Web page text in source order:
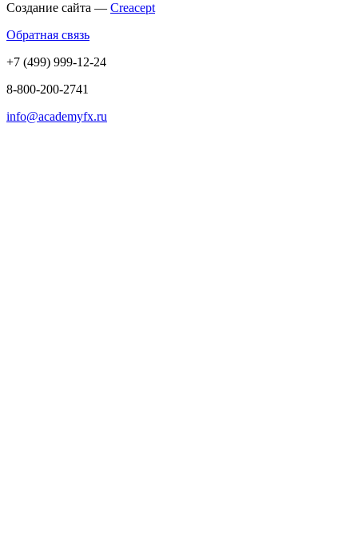
Создание сайта — Creacept
Обратная связь
+7 (499) 999-12-24
8-800-200-2741
info@academyfx.ru